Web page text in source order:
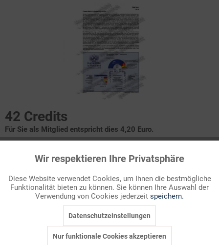
42 Credits
Für Sie als Mitglied entspricht dies 4,20 Euro.
Infografik Nr. 844542
Duma-Wahl in Russland 2016
Bei den Parlamentswahlen in Russland im September 2016
wurde das autokratische Herrschaftssystem unter Präsident
Wladimir Putin weiter zementiert. Die Putin- ...
Funktionale Aktiv
Marketing Inaktiv
Wir respektieren Ihre Privatsphäre
Diese Website verwendet Cookies, um Ihnen die bestmögliche
Funktionalität bieten zu können. Sie können Ihre Auswahl der
Verwendung von Cookies jederzeit speichern.
Datenschutzeinstellungen
Nur funktionale Cookies akzeptieren